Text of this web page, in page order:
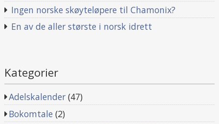
Ingen norske skøyteløpere til Chamonix?
En av de aller største i norsk idrett
Kategorier
Adelskalender (47)
Bokomtale (2)